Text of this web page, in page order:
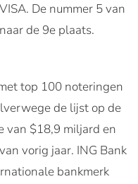
De nummer 5 van
de 9e plaats.
top 100 noteringen
de lijst op de
van $18,9 miljard en
vorig jaar. ING Bank
bankmerk